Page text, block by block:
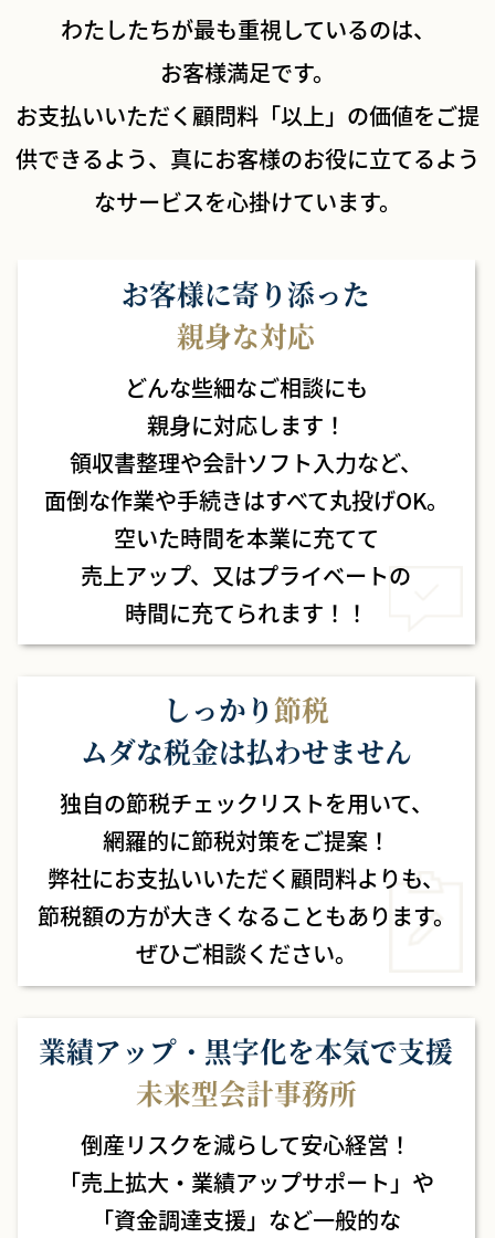
わたしたちが最も重視しているのは、
お客様満足です。
お支払いいただく顧問料「以上」の価値をご提
供できるよう、 真にお客様のお役に立てるよう
なサービスを心掛けています。
お客様に寄り添った
親身な対応
どんな些細なご相談にも
親身に対応します！
領収書整理や会計ソフト入力など、
面倒な作業や手続きはすべて丸投げOK。
空いた時間を本業に充てて
売上アップ、 又はプライベートの
時間に充てられます！！
しっかり節税
ムダな税金は払わせません
独自の節税チェックリストを用いて、
網羅的に節税対策をご提案！
弊社にお支払いいただく顧問料よりも、
節税額の方が大きくなることもあります。
ぜひご相談ください。
業績アップ・黒字化を本気で支援
未来型会計事務所
倒産リスクを減らして安心経営！
「売上拡大・業績アップサポート」や
「資金調達支援」など一般的な